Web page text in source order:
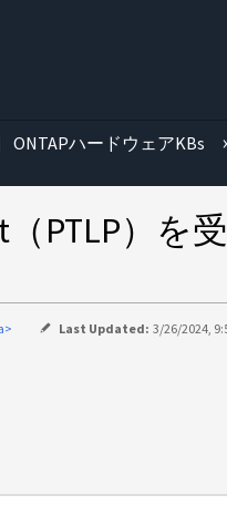
ONTAPハードウェアKBs
（PTLP）
Last Updated: 3/26/2024,